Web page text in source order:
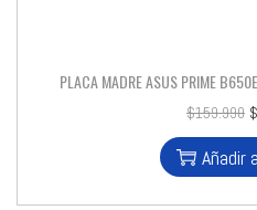
PLACA MADRE ASUS PRIME
$159.990 $
Añadir